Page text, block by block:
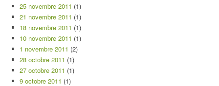
25 novembre 2011 (1)
21 novembre 2011 (1)
18 novembre 2011 (1)
10 novembre 2011 (1)
1 novembre 2011 (2)
28 octobre 2011 (1)
27 octobre 2011 (1)
9 octobre 2011 (1)